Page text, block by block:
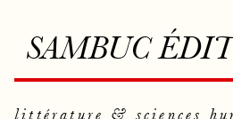
SAMBUC
littérature & sciences